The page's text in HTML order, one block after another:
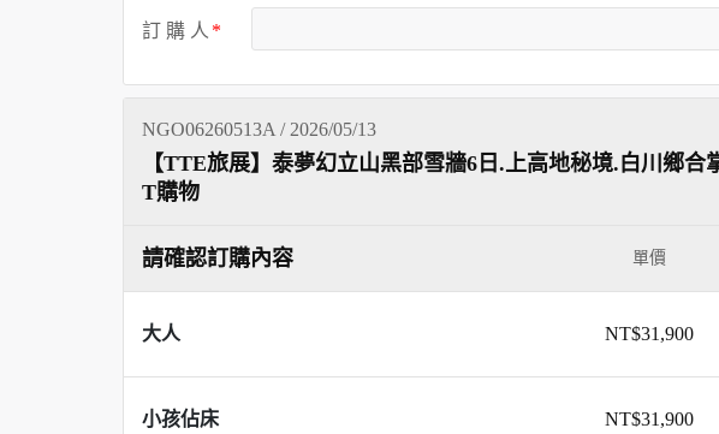
訂 購 人
NGO06260513A / 2026/05/13
【TTE旅展】泰夢幻立山黑部雪牆6日.上高地秘境.白川鄉
T購物
請確認訂購內容 單價
大人 NT$31,900
小孩佔床 NT$31,900